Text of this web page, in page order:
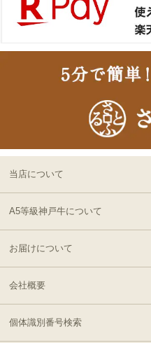
17
13:58:00
2026-
08-06
13:58:00
2026-
08-06
13:18:00
2026-
21
12:40:00
当店について
A5等級神戸牛について
お届けについて
会社概要
個体識別番号検索